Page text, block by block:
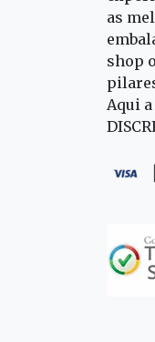
as
shop
Aqui